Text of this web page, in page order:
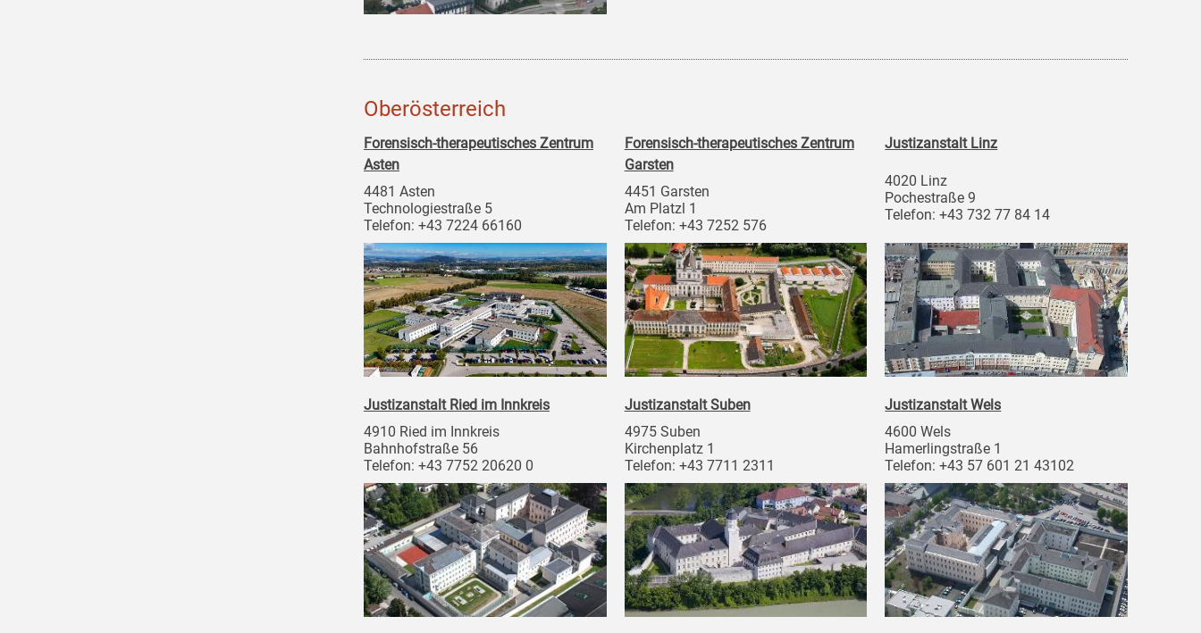
Oberösterreich
Forensisch-therapeutisches Zentrum
Asten
4481 Asten
Technologiestraße 5
Telefon: +43 7224 66160
Forensisch-therapeutisches Zentrum
Garsten
4451 Garsten
Am Platzl 1
Telefon: +43 7252 576
Justizanstalt Linz
4020 Linz
Pochestraße 9
Telefon: +43 732 77 84 14
Justizanstalt Ried im Innkreis
4910 Ried im Innkreis
Bahnhofstraße 56
Telefon: +43 7752 20620 0
Justizanstalt Suben
4975 Suben
Kirchenplatz 1
Telefon: +43 7711 2311
Justizanstalt Wels
4600 Wels
Hamerlingstraße 1
Telefon: +43 57 601 21 43102